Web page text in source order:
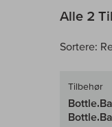
Alle 2
Sortere:
Tilbehør